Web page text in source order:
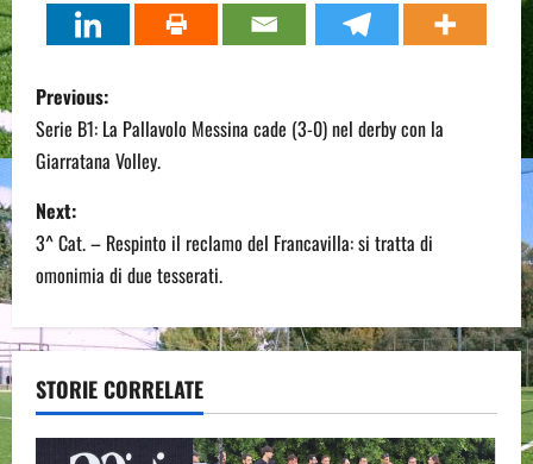
P
o
s
t
n
a
v
i
Previous:
Serie B1: La Pallavolo Messina cade (3-0) nel derby con la
Giarratana Volley.
Next:
3^ Cat. – Respinto il reclamo del Francavilla: si tratta di
omonimia di due tesserati.
STORIE CORRELATE